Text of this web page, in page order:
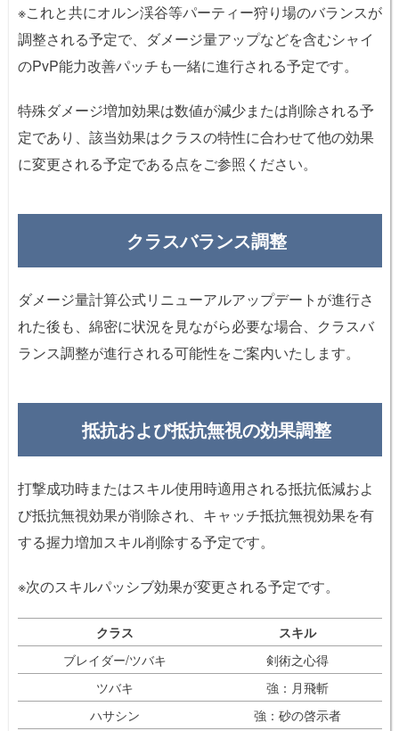
※これと共にオルン渓谷等パーティー狩り場のバランスが
調整される予定で、ダメージ量アップなどを含むシャイ
のPvP能力改善パッチも一緒に進行される予定です。
特殊ダメージ増加効果は数値が減少または削除される予
定であり、該当効果はクラスの特性に合わせて他の効果
に変更される予定である点をご参照ください。
クラスバランス調整
ダメージ量計算公式リニューアルアップデートが進行さ
れた後も、綿密に状況を見ながら必要な場合、クラスバ
ランス調整が進行される可能性をご案内いたします。
抵抗および抵抗無視の効果調整
打撃成功時またはスキル使用時適用される抵抗低減およ
び抵抗無視効果が削除され、キャッチ抵抗無視効果を有
する握力増加スキル削除する予定です。
※次のスキルパッシブ効果が変更される予定です。
クラス
スキル
ブレイダー/ツバキ
剣術之心得
ツバキ
強：月飛斬
ハサシン
強：砂の啓示者